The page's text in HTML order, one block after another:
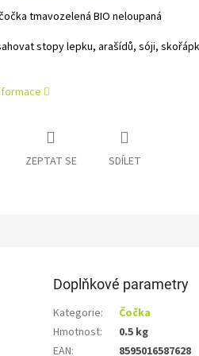
tmavozelená BIO neloupaná
stopy lepku, arašídů, sóji,
ZEPTAT SE SDÍLET
Doplňkové parametry
Kategorie:
Čočka
Hmotnost:
0.5 kg
EAN: 8595016587628